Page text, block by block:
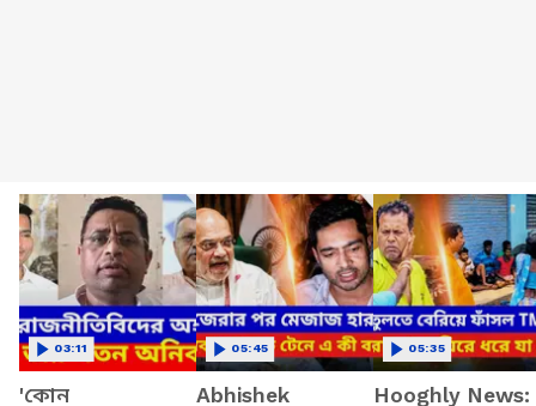
'কোন
03:11
Abhishek
05:45
Hooghly News:
05:35